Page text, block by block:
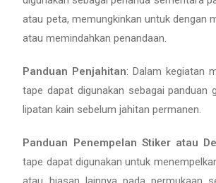
atau peta, memungkinkan untuk dengan
atau memindahkan penandaan.
Panduan Penjahitan: Dalam kegiatan
tape dapat digunakan sebagai panduan
lipatan kain sebelum jahitan permanen.
Panduan Penempelan Stiker atau
tape dapat digunakan untuk